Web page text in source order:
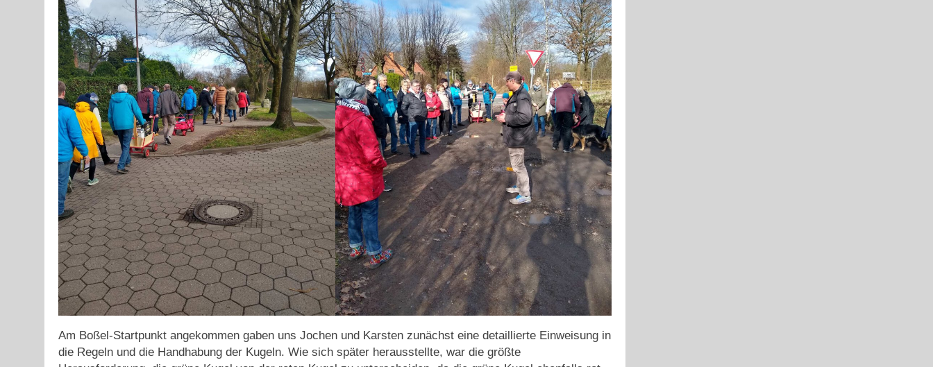
Am Boßel-Startpunkt angekommen gaben uns Jochen und Karsten zunächst eine detaillierte Einweisung in
die Regeln und die Handhabung der Kugeln. Wie sich später herausstellte, war die größte